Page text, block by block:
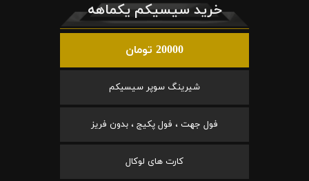
خرید سیسیکم یکماهه
20000 تومان
شیرینگ سوپر سیسیکم
فول جهت ، فول پکیج ، بدون فریز
کارت های لوکال